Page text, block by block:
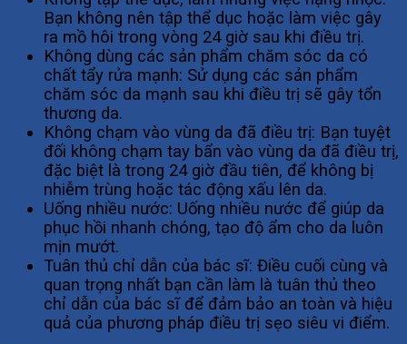
Bạn không nên tập thể dục hoặc làm việc gây
ra mồ hôi trong vòng 24 giờ sau khi điều trị.
Không dùng các sản phẩm chăm sóc da có
chất tẩy rửa mạnh: Sử dụng các sản phẩm
chăm sóc da mạnh sau khi điều trị sẽ gây tổn
thương da.
Không chạm vào vùng da đã điều trị: Bạn tuyệt
đối không chạm tay bẩn vào vùng da đã điều trị,
đặc biệt là trong 24 giờ đầu tiên, để không bị
nhiễm trùng hoặc tác động xấu lên da.
Uống nhiều nước: Uống nhiều nước để giúp da
phục hồi nhanh chóng, tạo độ ẩm cho da luôn
mịn mướt.
Tuân thủ chỉ dẫn của bác sĩ: Điều cuối cùng và
quan trọng nhất bạn cần làm là tuân thủ theo
chỉ dẫn của bác sĩ để đảm bảo an toàn và hiệu
quả của phương pháp điều trị sẹo siêu vi điểm.